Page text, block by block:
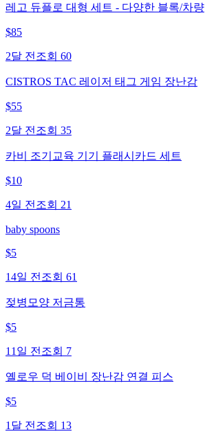
레고 듀플로 대형 세트 - 다양한 블록/차량
$85
2달 전 조회 60
CISTROS TAC 레이저 태그 게임 장난감
$55
2달 전 조회 35
카비 조기교육 기기 플래시카드 세트
$10
4일 전 조회 21
baby spoons
$5
14일 전 조회 61
젖병모양 저금통
$5
11일 전 조회 7
옐로우 덕 베이비 장난감 연결 피스
$5
1달 전 조회 13